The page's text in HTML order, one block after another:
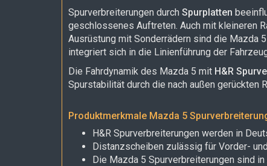
Spurverbreiterungen durch Spurplatten
geschlossenes Auftreten. Auch mit kleineren
Ausrüstung mit Sonderrädern sind die Mazda
integriert sich in die Linienführung der
Die Fahrdynamik des Mazda 5 mit H&R
Spurstabilität durch die nach außen gerückten
Produktmerkmale Mazda 5
H&R Spurverbreiterungen werden in
Distanzscheiben zulässig für Vorder-
Die Mazda 5 Spurverbreiterungen sind